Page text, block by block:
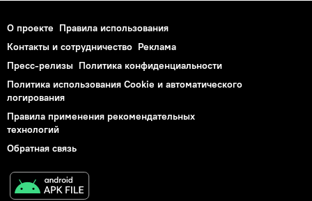
О проекте Правила использования
Контакты и сотрудничество Реклама
Пресс-релизы Политика конфиденциальности
Политика использования Cookie и автоматического
логирования
Правила применения рекомендательных
технологий
Обратная связь